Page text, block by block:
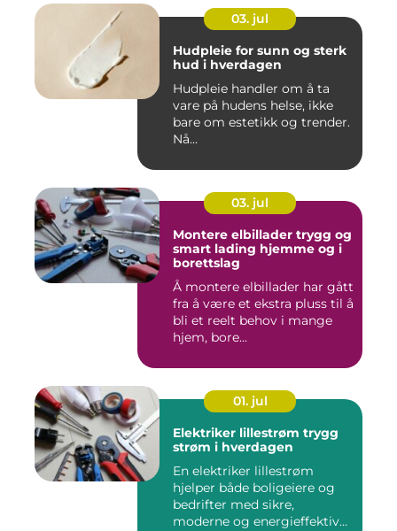
03. jul
Hudpleie for sunn og sterk
hud i hverdagen
Hudpleie handler om å ta
vare på hudens helse, ikke
bare om estetikk og trender.
Nå...
03. jul
Montere elbillader trygg og
smart lading hjemme og i
borettslag
Å montere elbillader har gått
fra å være et ekstra pluss til å
bli et reelt behov i mange
hjem, bore...
01. jul
Elektriker lillestrøm trygg
strøm i hverdagen
En elektriker lillestrøm
hjelper både boligeiere og
bedrifter med sikre,
moderne og energieffektive